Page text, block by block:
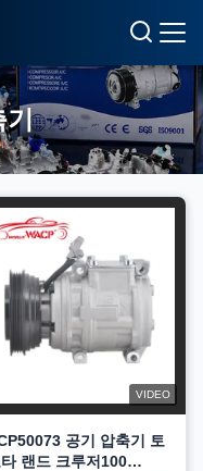
기
VIDEO
공기 압축기 토
타 랜드 크루저100